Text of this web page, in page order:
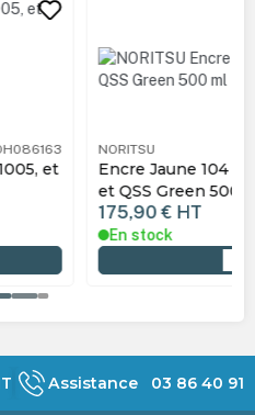
NOH086165
pour D701, D703, D1005,
Assistance 03 86 40 91